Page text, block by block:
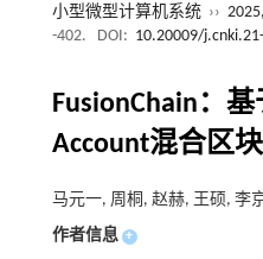
小型微型计算机系统 ››
-402.
DOI: 10.20009/
FusionChain：
Account混合区
马元一, 周桐, 赵赫, 王硕, 李
作者信息 +